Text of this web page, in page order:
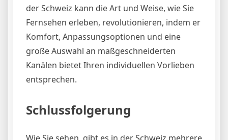
der Schweiz kann die Art und Weise, wie Sie
Fernsehen erleben, revolutionieren, indem er
Komfort, Anpassungsoptionen und eine
große Auswahl an maßgeschneiderten
Kanälen bietet Ihren individuellen Vorlieben
entsprechen.
Schlussfolgerung